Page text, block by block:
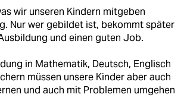
wir unseren Kindern mitgeben
Nur wer gebildet ist, bekommt später
und einen guten Job.
in Mathematik, Deutsch, Englisch
müssen unsere Kinder aber auch
und auch mit Problemen umgehen